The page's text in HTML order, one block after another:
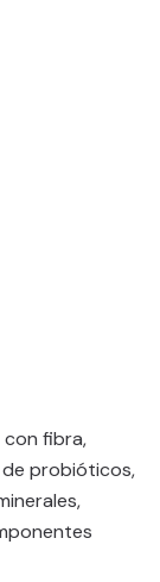
fibra,
de probióticos,